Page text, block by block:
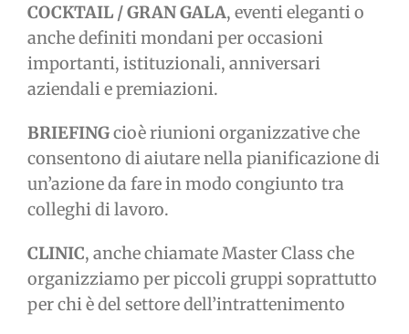
COCKTAIL / GRAN GALA, eventi eleganti o
anche definiti mondani per occasioni
importanti, istituzionali, anniversari
aziendali e premiazioni.
BRIEFINGcioè riunioni organizzative che
consentono di aiutare nella pianificazione di
un’azione da fare in modo congiunto tra
colleghi di lavoro.
CLINIC, anche chiamate Master Class che
organizziamo per piccoli gruppi soprattutto
per chi è del settore dell’intrattenimento